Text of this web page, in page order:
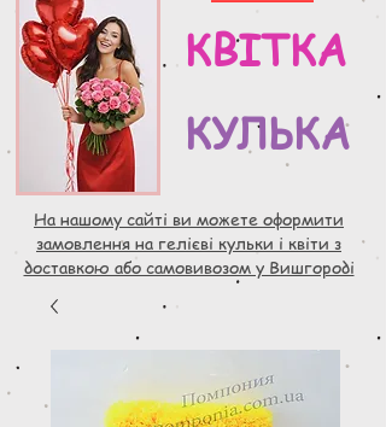
КВІТКА
КУЛЬКА
На нашому сайті ви можете оформити
замовлення на гелієві кульки і квіти з
доставкою або самовивозом у Вишгороді